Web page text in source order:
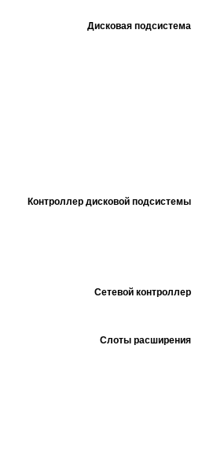
Дисковая подсистема
Контроллер дисковой подсистемы
Сетевой контроллер
Слоты расширения